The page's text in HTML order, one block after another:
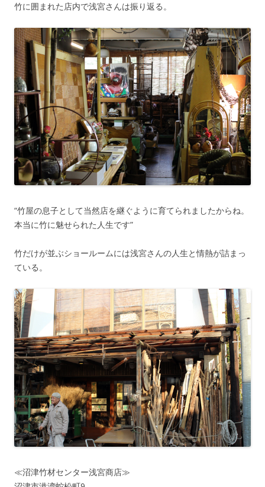
竹に囲まれた店内で浅宮さんは振り返る。
“竹屋の息子として当然店を継ぐように育てられましたからね。
本当に竹に魅せられた人生です”
竹だけが並ぶショールームには浅宮さんの人生と情熱が詰まっ
ている。
≪沼津竹材センター浅宮商店≫